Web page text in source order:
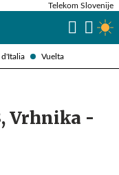
Vuelta
Telekom Slovenije
Vrhnika -